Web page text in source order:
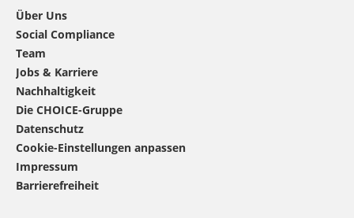
Über Uns
Social Compliance
Team
Jobs & Karriere
Nachhaltigkeit
Die CHOICE-Gruppe
Datenschutz
Cookie-Einstellungen anpassen
Impressum
Barrierefreiheit